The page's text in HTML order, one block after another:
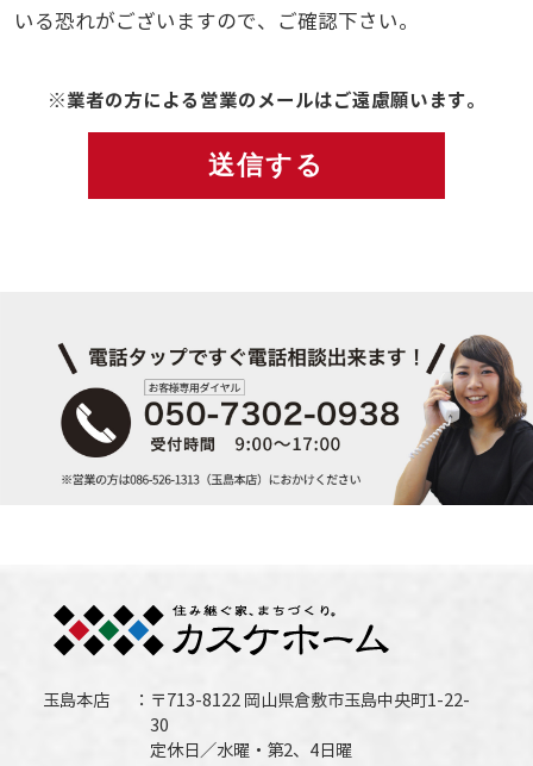
いる恐れがございますので、ご確認下さい。
※業者の方による営業のメールはご遠慮願います。
玉島本店
〒713-8122 岡山県倉敷市玉島中央町1-22-
30
定休日／水曜・第2、4日曜